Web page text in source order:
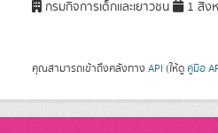
กรมกิจการเด็กและเยาวชน 1 สิง
คุณสามารถเข้าถึงคลังทาง API (ให้ดู คู่มือ